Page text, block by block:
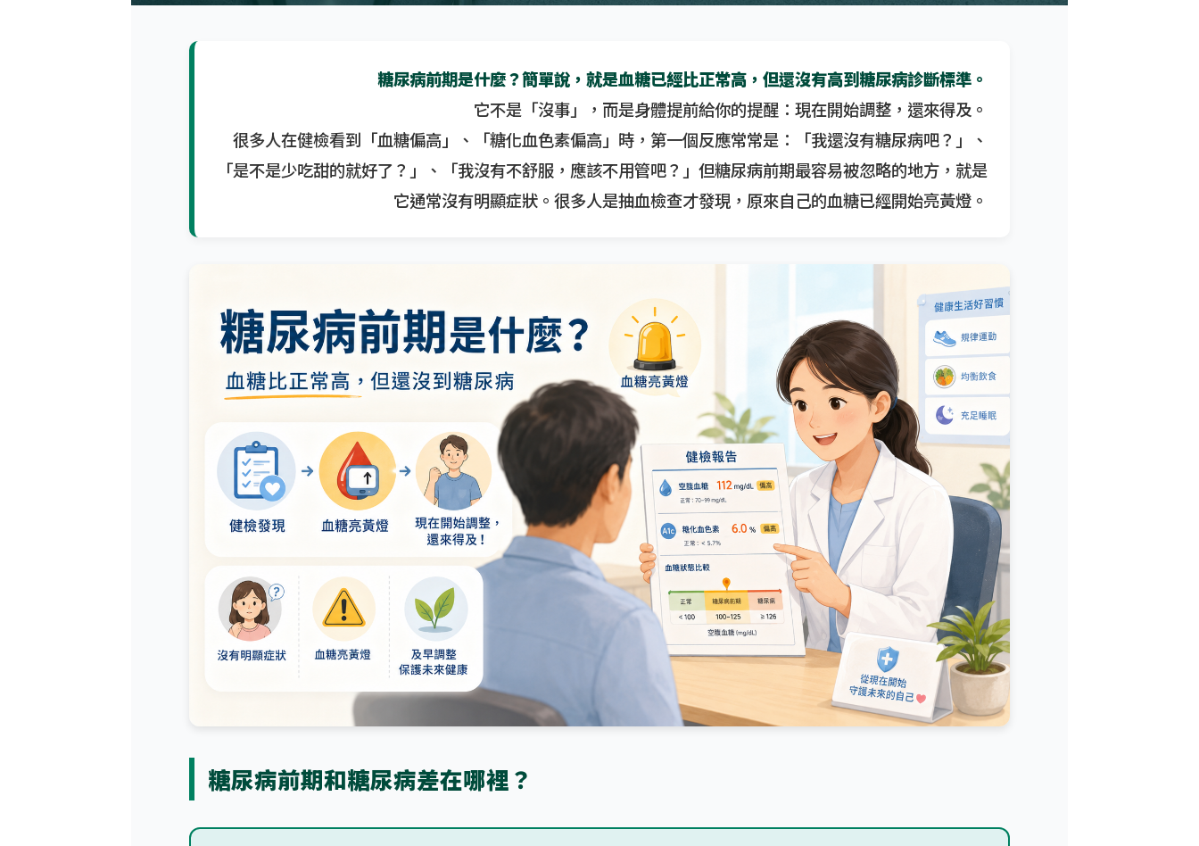
糖尿病前期是什麼？簡單說，就是血糖已經比正常高，但還沒有高到糖尿病診斷標準。
它不是「沒事」，而是身體提前給你的提醒：現在開始調整，還來得及。
很多人在健檢看到「血糖偏高」、「糖化血色素偏高」時，第一個反應常常是：「我還沒有糖尿病吧？」、
「是不是少吃甜的就好了？」、「我沒有不舒服，應該不用管吧？」但糖尿病前期最容易被忽略的地方，就是
它通常沒有明顯症狀。很多人是抽血檢查才發現，原來自己的血糖已經開始亮黃燈。
糖尿病前期和糖尿病差在哪裡？